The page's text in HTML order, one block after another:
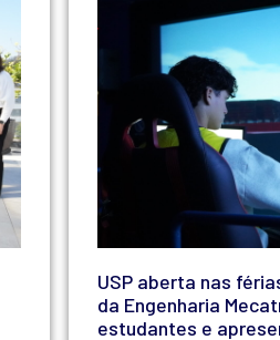
USP aberta nas
da Engenharia
estudantes e